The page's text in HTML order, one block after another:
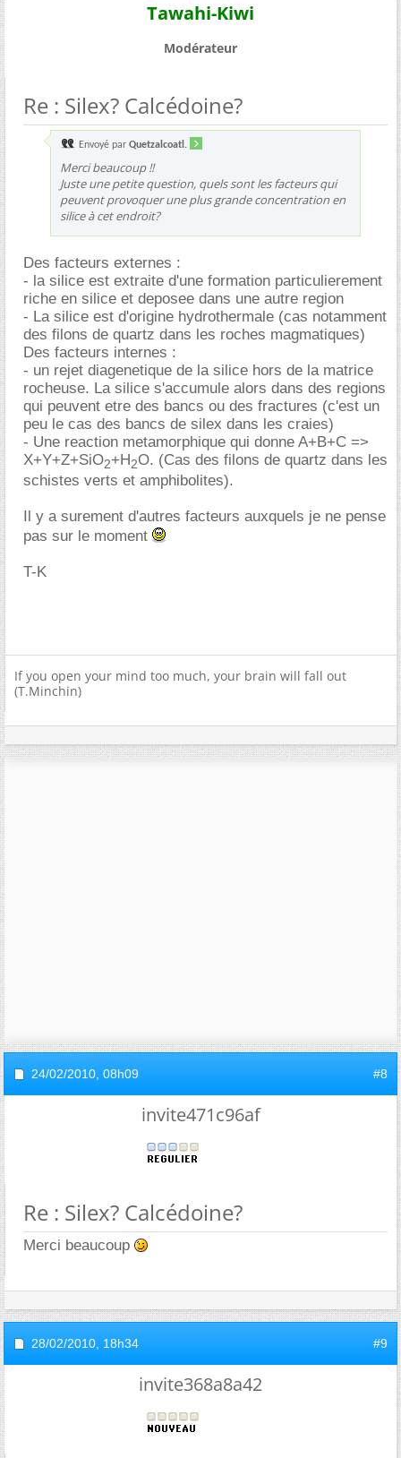
Tawahi-Kiwi
Modérateur
Re : Silex? Calcédoine?
Envoyé par Quetzalcoatl.
Merci beaucoup !!
Juste une petite question, quels sont les facteurs qui
peuvent provoquer une plus grande concentration en
silice à cet endroit?
Des facteurs externes :
- la silice est extraite d'une formation particulierement
riche en silice et deposee dans une autre region
- La silice est d'origine hydrothermale (cas notamment
des filons de quartz dans les roches magmatiques)
Des facteurs internes :
- un rejet diagenetique de la silice hors de la matrice
rocheuse. La silice s'accumule alors dans des regions
qui peuvent etre des bancs ou des fractures (c'est un
peu le cas des bancs de silex dans les craies)
- Une reaction metamorphique qui donne A+B+C =>
X+Y+Z+SiO2+H2O. (Cas des filons de quartz dans les
schistes verts et amphibolites).
Il y a surement d'autres facteurs auxquels je ne pense
pas sur le moment
T-K
If you open your mind too much, your brain will fall out
(T.Minchin)
24/02/2010, 08h09 #8
invite471c96af
Re : Silex? Calcédoine?
Merci beaucoup
28/02/2010, 18h34 #9
invite368a8a42